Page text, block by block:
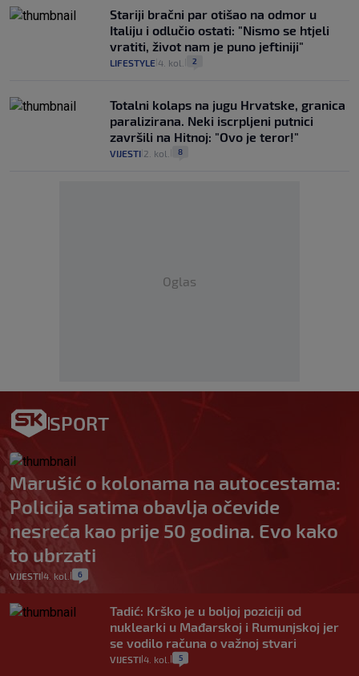
Stariji bračni par otišao na odmor u
Italiju i odlučio ostati: "Nismo se htjeli
vratiti, život nam je puno jeftiniji"
LIFESTYLE 4. kol. 2
Totalni kolaps na jugu Hrvatske, granica
paralizirana. Neki iscrpljeni putnici
završili na Hitnoj: "Ovo je teror!"
VIJESTI 2. kol. 8
Oglas
SPORT
Marušić o kolonama na autocestama:
Policija satima obavlja očevide
nesreća kao prije 50 godina. Evo kako
to ubrzati
VIJESTI 4. kol. 6
Tadić: Krško je u boljoj poziciji od
nuklearki u Mađarskoj i Rumunjskoj jer
se vodilo računa o važnoj stvari
VIJESTI 4. kol. 5